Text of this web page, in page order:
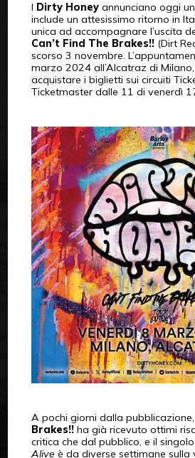
I Dirty Honeyannunciano oggi
include un attesissimo ritorno in
unica ad accompagnare l’uscita
Can’t Find The Brakes!!(Dirt
scorso 3 novembre.
marzo 2024 all’Alcatraz di
acquistare i biglietti sui circuiti
Ticketmaster dalle 11 di venerdì
A pochi giorni dalla pubblicazione,
Brakes!!ha già ricevuto ottimi
critica che dal pubblico, e il singolo
Aliveè da diverse settimane sulla